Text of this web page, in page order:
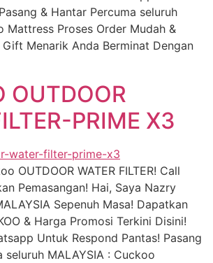
& Hantar Percuma seluruh
Mattress Proses Order Mudah &
Menarik Anda Berminat Dengan
OUTDOOR
PRIME X3
OUTDOOR WATER FILTER! Call
Pemasangan! Hai, Saya Nazry
Sepenuh Masa! Dapatkan
& Harga Promosi Terkini Disini!
Untuk Respond Pantas! Pasang
seluruh MALAYSIA : Cuckoo